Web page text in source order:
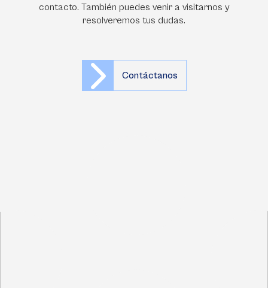
contacto. También puedes venir a visitarnos y
resolveremos tus dudas.
Contáctanos